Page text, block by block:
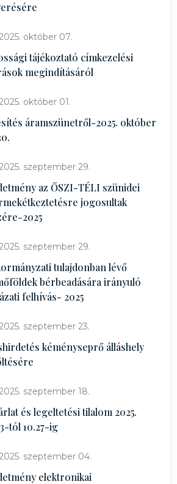
október 07.
tájékoztató címkezelési
megindításáról
október 01.
áramszünetről-2025. október
szeptember 29.
az ŐSZI-TÉLI szünidei
jogosultak
2025
szeptember 29.
tulajdonban lévő
bérbeadására irányuló
felhívás- 2025
szeptember 23.
kéményseprő álláshely
szeptember 18.
és legeltetési tilalom 2025.
tól 10.27-ig
szeptember 04.
elektronikai